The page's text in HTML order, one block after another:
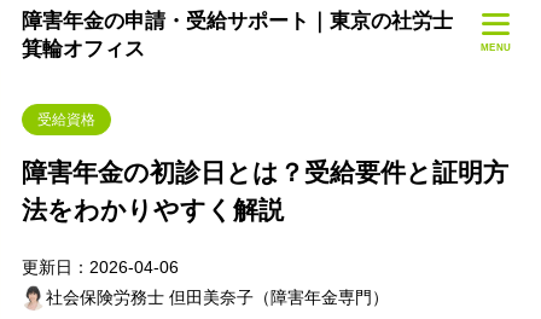
障害年金の申請・受給サポート｜東京の社労士
箕輪オフィス
MENU
受給資格
障害年金の初診日とは？受給要件と証明方
法をわかりやすく解説
更新日：2026-04-06
社会保険労務士 但田美奈子（障害年金専門）